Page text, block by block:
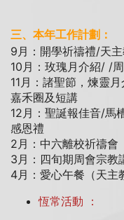
三、本年工作計劃：
9月：開學祈禱禮/天
10月：玫瑰月介紹/ /周
11月：諸聖節，煉靈
嘉禾圈及短講
12月：聖誕報佳音/馬
感恩禮
2月：中六離校祈禱會
3月：四旬期周會宗教
4月：愛心午餐（天主
恆常活動 ：